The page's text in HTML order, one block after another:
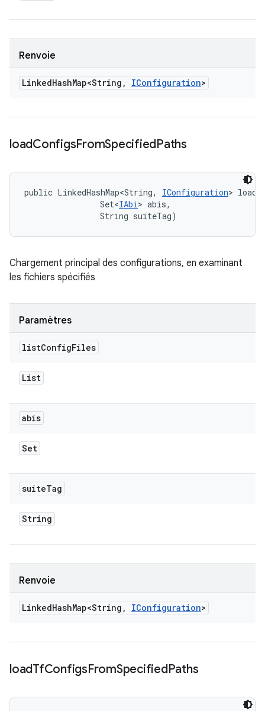
Renvoie
LinkedHashMap<String , IConfiguration>
loadConfigsFromSpecifiedPaths
public LinkedHashMap<String, IConfiguration>
                Set<
IAbi> abis,
                String suiteTag)
Chargement principal des configurations, en examinant
les fichiers spécifiés
Paramètres
listConfigFiles
List
abis
Set
suiteTag
String
Renvoie
LinkedHashMap<String , IConfiguration>
loadTfConfigsFromSpecifiedPaths